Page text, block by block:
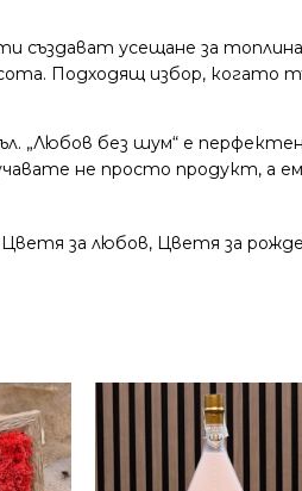
усещане за
Подходящ избор,
„Любов без шум“ е
не просто продукт, а
Цветя за любов, Цветя за